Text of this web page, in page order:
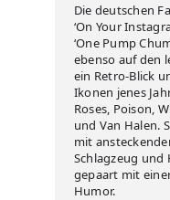
Die deutschen
‘On Your
‘One Pump
ebenso auf den
ein Retro-Blick
Ikonen jenes
Roses, Poison,
und Van Halen.
mit
Schlagzeug und
gepaart mit
Humor.